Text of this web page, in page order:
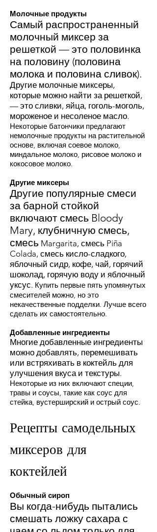
Молочные продукты
Самый распространенный
молочный миксер за
решеткой — это половинка
на половину (половина
молока и половина сливок).
Другие молочные миксеры,
которые можно найти за решеткой,
— это сливки, яйца, гоголь-моголь,
мороженое и несоленое масло.
Некоторые батончики предлагают
немолочные продукты на растительной
основе, включая соевое молоко,
миндальное молоко, рисовое молоко и
кокосовое молоко.
Другие миксеры
Другие популярные смеси
за барной стойкой
включают смесь Bloody
Mary, клубничную смесь,
смесь Margarita, смесь Piña
Colada, смесь кисло-сладкого,
яблочный сидр, кофе, чай, горячий
шоколад, горячую воду и яблочный
уксус. Купить первые пять упомянутых
смесителей можно, но это
некачественные подделки. Лучше всего
сделать их самостоятельно.
Добавленные ингредиенты
Многие добавленные ингредиенты
можно добавлять, перемешивать
или встряхивать в коктейль для
улучшения вкуса и текстуры.
Некоторые из них включают специи,
травы и соусы, такие как соус для
стейка, вустерширский и острый соус.
Рецепты самодельных
миксеров для
коктейлей
Обычный сироп
Вы когда-нибудь пытались
смешать ложку сахара с